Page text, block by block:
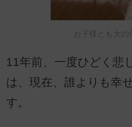
お子様とも大の
11年前、一度ひどく悲
は、現在、誰よりも幸
す。